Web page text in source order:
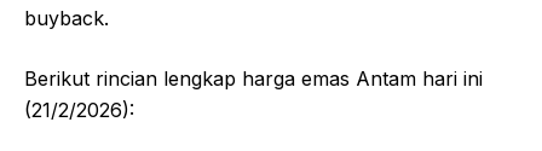
buyback.
Berikut rincian lengkap harga emas Antam hari ini
(21/2/2026):